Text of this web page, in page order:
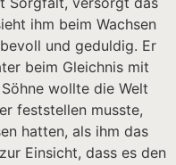
ihm beim Wachsen
und geduldig. Er
beim Gleichnis mit
wollte die Welt
feststellen musste,
hatten, als ihm das
Einsicht, dass es den